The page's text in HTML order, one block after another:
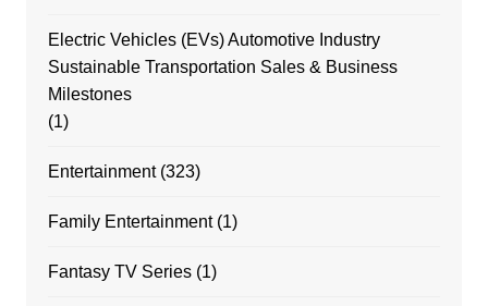
Electric Vehicles (EVs) Automotive Industry
Sustainable Transportation Sales & Business
Milestones
(1)
Entertainment(323)
Family Entertainment(1)
Fantasy TV Series(1)